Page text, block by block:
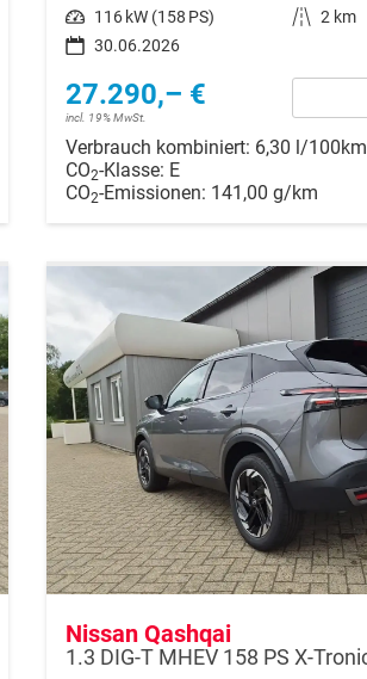
Leistung 116 kW (158 PS) Kilometerstand 2 km
30.06.2026
27.290,– €
incl. 19% MwSt.
Verbrauch kombiniert: 6,30 l/100km
CO2-Klasse: E
CO2-Emissionen: 141,00 g/km
Nissan Qashqai